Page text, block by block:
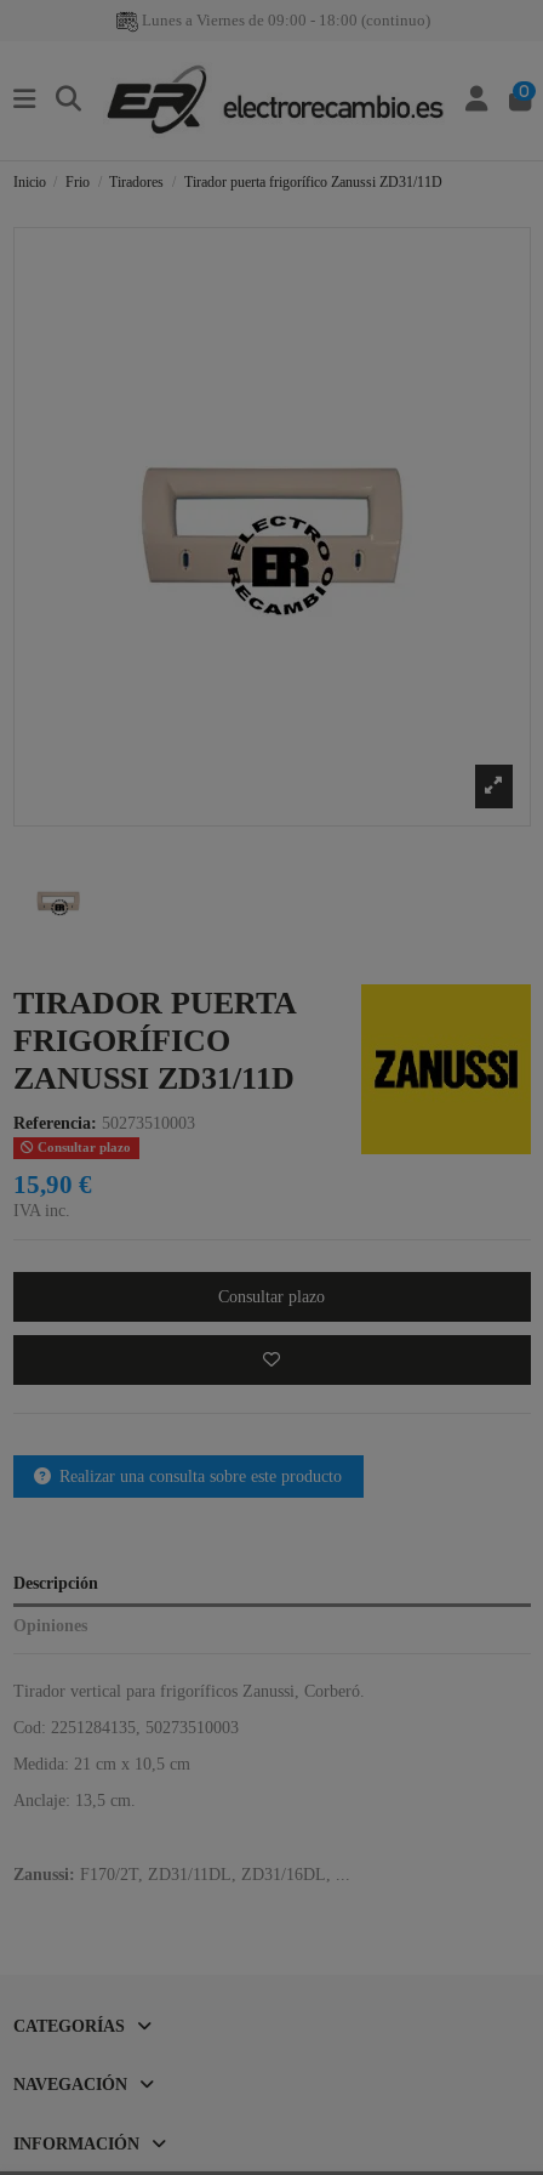
Lunes a Viernes de 09:00 - 18:00 (continuo)
0
Inicio Frio Tiradores Tirador puerta frigorífico Zanussi ZD31/11D
TIRADOR PUERTA
FRIGORÍFICO
ZANUSSI ZD31/11D
Referencia: 50273510003
Consultar plazo
15,90 €
IVA inc.
Consultar plazo
Realizar una consulta sobre este producto
Descripción
Opiniones
Tirador vertical para frigoríficos Zanussi, Corberó.
Cod: 2251284135, 50273510003
Medida: 21 cm x 10,5 cm
Anclaje: 13,5 cm.
Zanussi: F170/2T, ZD31/11DL, ZD31/16DL, ...
CATEGORÍAS
NAVEGACIÓN
INFORMACIÓN